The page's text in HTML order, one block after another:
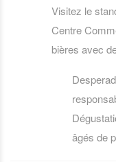
Visitez le
Centre
bières avec
âgés de